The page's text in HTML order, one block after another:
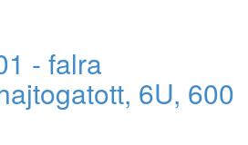
- falra
6U, 600